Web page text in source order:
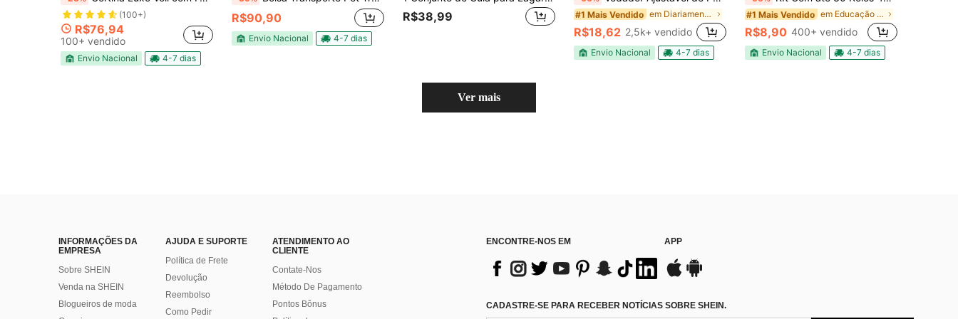
(100+)
R$76,94
100+ vendido
Envio Nacional 4-7 dias
R$90,90
Envio Nacional 4-7 dias
R$38,99 #1 Mais Vendido em Diariamente Varredores de portas
R$18,62 2,5k+ vendido
Envio Nacional 4-7 dias
#1 Mais Vendido em Educação Física Sacos e Dispensador para Recolh
R$8,90 400+ vendido
Envio Nacional 4-7 dias
Ver mais
INFORMAÇÕES DA
EMPRESA
Sobre SHEIN
Venda na SHEIN
Blogueiros de moda
AJUDA E SUPORTE
Política de Frete
Devolução
Reembolso
Como Pedir
ATENDIMENTO AO
CLIENTE
Contate-Nos
Método De Pagamento
Pontos Bônus
ENCONTRE-NOS EM APP
CADASTRE-SE PARA RECEBER NOTÍCIAS SOBRE SHEIN.